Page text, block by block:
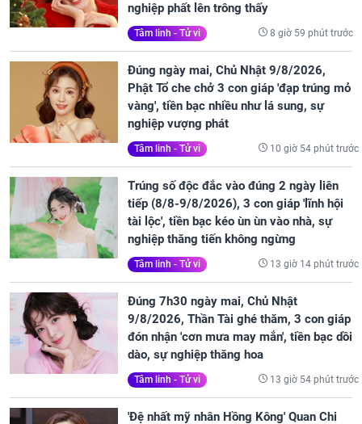
nghiệp phất lên trông thấy
Tâm linh - Tử vi 8 giờ 59 phút trước
Đúng ngày mai, Chủ Nhật 9/8/2026,
Phật Tổ che chở 3 con giáp 'đạp trúng mỏ
vàng', tiền bạc nhiều như lá sung, sự
nghiệp vượng phát
Tâm linh - Tử vi 10 giờ 54 phút trước
Trúng số độc đắc vào đúng 2 ngày liên
tiếp (8/8-9/8/2026), 3 con giáp 'lĩnh hội
tài lộc', tiền bạc kéo ùn ùn vào nhà, sự
nghiệp thăng tiến không ngừng
Tâm linh - Tử vi 13 giờ 14 phút trước
Đúng 7h30 ngày mai, Chủ Nhật
9/8/2026, Thần Tài ghé thăm, 3 con giáp
đón nhận 'cơn mưa may mắn', tiền bạc dồi
dào, sự nghiệp thăng hoa
Tâm linh - Tử vi 13 giờ 54 phút trước
'Đệ nhất mỹ nhân Hồng Kông' Quan Chi